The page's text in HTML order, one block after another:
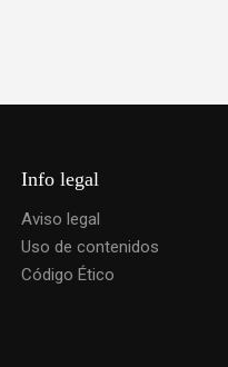
Info legal
Aviso legal
Uso de contenidos
Código Ético